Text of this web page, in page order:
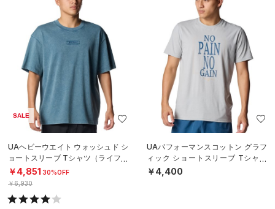
SALE
UAヘビーウエイト ウォッシュド シ
ョートスリーブ Tシャツ（ライフス
タイル/MEN）
￥4,851 30%OFF
￥6,930
UAパフォーマンスコットン グラフ
ィック ショートスリーブ Tシャツ
（ライフスタイル/MEN）
￥4,400